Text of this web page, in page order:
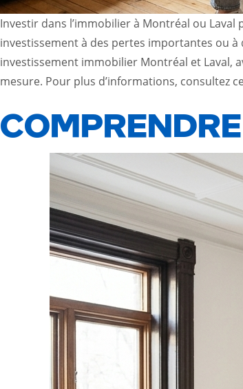
Investir dans l’immobilier à Montréal ou
investissement à des pertes importantes ou
investissement immobilier Montréal et Laval,
mesure. Pour plus d’informations, consultez